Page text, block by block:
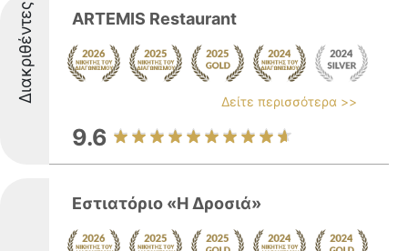
Διακριθέντες ARTEMIS Restaurant
Δείτε περισσότερα >>
9.6
Εστιατόριο «Η Δροσιά»